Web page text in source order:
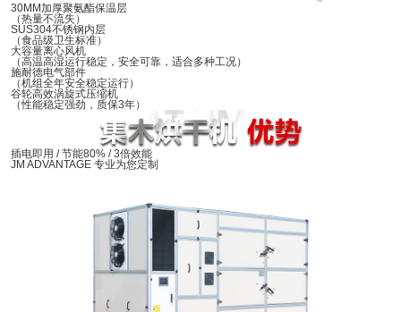
30MM加厚聚氨酯保温层
（热量不流失）
SUS304不锈钢内层
（食品级卫生标准）
大容量离心风机
（高温高湿运行稳定，安全可靠，适合多种工况）
施耐德电气部件
（机组全年安全稳定运行）
谷轮高效涡旋式压缩机
（性能稳定强劲，质保3年）
插电即用 / 节能80% / 3倍效能
JM ADVANTAGE 专业为您定制